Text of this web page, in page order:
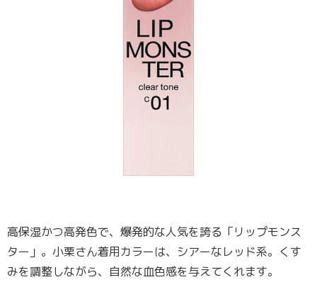
高保湿かつ高発色で、爆発的な人気を誇る「リップモンス
ター」。小栗さん着用カラーは、シアーなレッド系。くす
みを調整しながら、自然な血色感を与えてくれます。